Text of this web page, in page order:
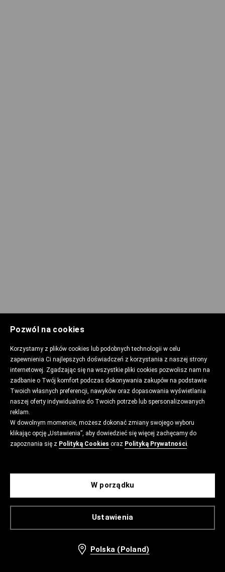
Pozwól na cookies
Korzystamy z plików cookies lub podobnych technologii w celu
zapewnienia Ci najlepszych doświadczeń z korzystania z naszej strony
internetowej. Zgadzając się na wszystkie pliki cookies pozwolisz nam na
zadbanie o Twój komfort podczas dokonywania zakupów na podstawie
Twoich własnych preferencji, nawyków oraz dopasowania wyświetlania
naszej oferty indywidualnie do Twoich potrzeb lub spersonalizowanych
reklam.
W dowolnym momencie, możesz dokonać zmiany swojego wyboru
klikając opcję „Ustawienia”, aby dowiedzieć się więcej zachęcamy do
zapoznania się z Polityką Cookies oraz Polityką Prywatności.
Ustawienia
W porządku
Polska (Poland)